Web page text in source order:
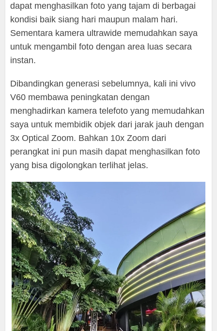
dapat menghasilkan foto yang tajam di berbagai
kondisi baik siang hari maupun malam hari.
Sementara kamera ultrawide memudahkan saya
untuk mengambil foto dengan area luas secara
instan.
Dibandingkan generasi sebelumnya, kali ini vivo
V60 membawa peningkatan dengan
menghadirkan kamera telefoto yang memudahkan
saya untuk membidik objek dari jarak jauh dengan
3x Optical Zoom. Bahkan 10x Zoom dari
perangkat ini pun masih dapat menghasilkan foto
yang bisa digolongkan terlihat jelas.